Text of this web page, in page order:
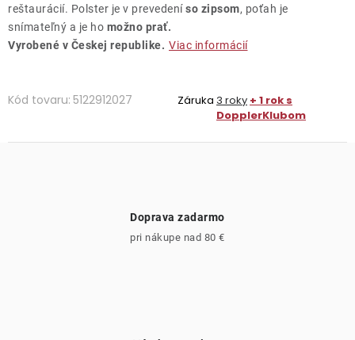
reštaurácií. Polster je v prevedeníso zipsom, poťah je
snímateľný a je ho možno prať.
Vyrobené v Českej republike. Viac informácií
Kód tovaru: 5122912027 Záruka 3 roky + 1 rok s
DopplerKlubom
Doprava zadarmo
pri nákupe nad 80 €